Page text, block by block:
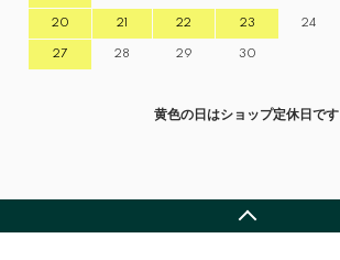
20 21 22 23 24
27 28 29 30
黄色の日はショップ定休日です